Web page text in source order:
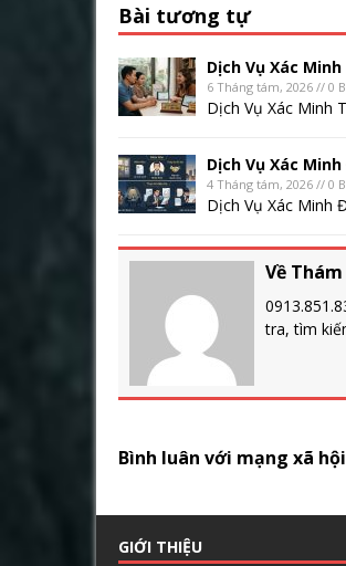
Bài tương tự
Dịch Vụ Xác
6 Tháng tám, 2026 // 0
Dịch Vụ Xác Minh
Dịch Vụ Xác
4 Tháng tám, 2026 // 0
Dịch Vụ Xác Minh
Về
tra, tìm
Bình luân với mạng xã hội
GIỚI THIỆU